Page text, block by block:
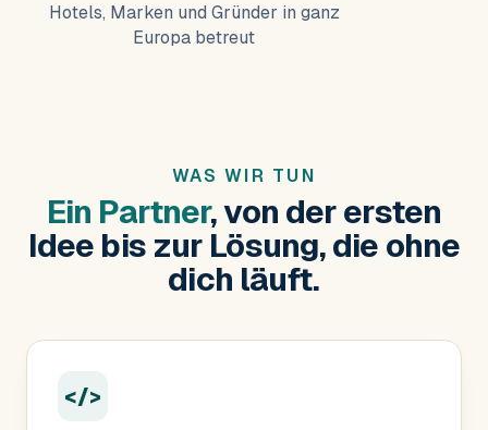
Hotels, Marken und Gründer in ganz
Europa betreut
WAS WIR TUN
Ein Partner, von der ersten
Idee bis zur Lösung, die ohne
dich läuft.
</>